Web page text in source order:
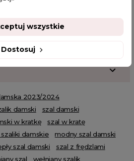
2023/2024
damski
szal damski
w kratkę
szal w kratę
damskie
modny szal damski
szal damski
szal z frędzlami
szal
wełniany szalik
Dostosuj
wszystkie